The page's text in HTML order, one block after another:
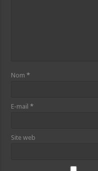
Nom*
E-mail*
Site web